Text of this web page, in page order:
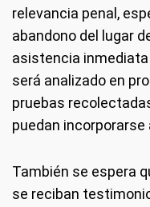
relevancia penal,
abandono del lugar
asistencia
será analizado en
pruebas
puedan incorporarse
También se espera
se reciban